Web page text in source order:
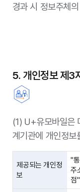
경과 시 정보주체
5. 개인정보 제3
(1) U+유모바일은
계기관에 개인정보
제공되는 개인정
보
"
주
점"